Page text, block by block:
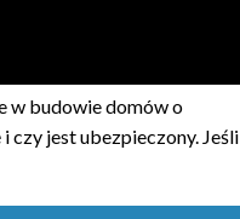
w budowie domów o
czy jest ubezpieczony. Jeśli